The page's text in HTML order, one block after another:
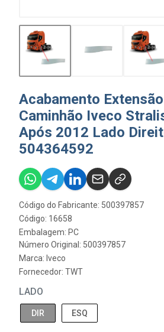
Acabamento
Caminhão Iveco
Após 2012 Lado
504364592
Código do Fabricante: 500397857
Código: 16658
Embalagem: PC
Número Original: 500397857
Marca: Iveco
Fornecedor: TWT
LADO
DIR ESQ